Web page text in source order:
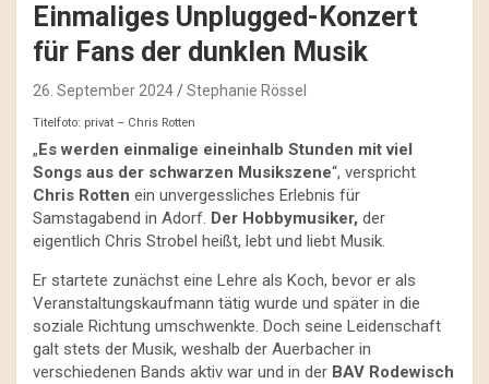
Einmaliges Unplugged-Konzert
für Fans der dunklen Musik
26. September 2024 Stephanie Rössel
Titelfoto: privat – Chris Rotten
„Es werden einmalige eineinhalb Stunden mit viel
Songs aus der schwarzen Musikszene“, verspricht
Chris Rotten ein unvergessliches Erlebnis für
Samstagabend in Adorf. Der Hobbymusiker, der
eigentlich Chris Strobel heißt, lebt und liebt Musik.
Er startete zunächst eine Lehre als Koch, bevor er als
Veranstaltungskaufmann tätig wurde und später in die
soziale Richtung umschwenkte. Doch seine Leidenschaft
galt stets der Musik, weshalb der Auerbacher in
verschiedenen Bands aktiv war und in der BAV Rodewisch